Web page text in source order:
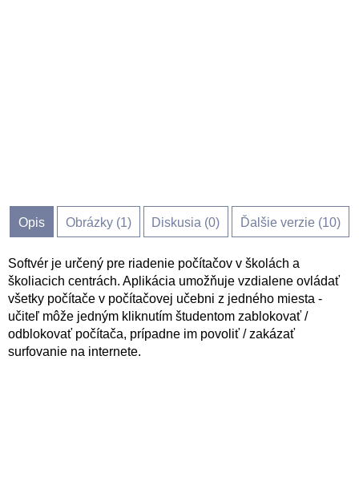
Opis Obrázky (1) Diskusia (0) Ďalšie verzie (10)
Softvér je určený pre riadenie počítačov v školách a
školiacich centrách. Aplikácia umožňuje vzdialene ovládať
všetky počítače v počítačovej učebni z jedného miesta -
učiteľ môže jedným kliknutím študentom zablokovať /
odblokovať počítača, prípadne im povoliť / zakázať
surfovanie na internete.